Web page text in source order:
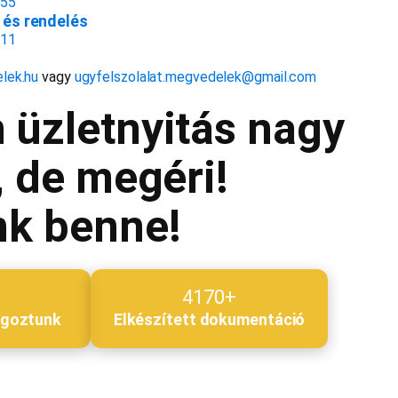
rendelés
vagy ugyfelszolalat.megvedelek@gmail.com
üzletnyitás nagy
de megéri!
benne!
4170+
Elkészített dokumentáció